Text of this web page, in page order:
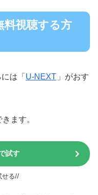
料視聴する方
は「 U-NEXT 」がおす
ます。
試す
せる//